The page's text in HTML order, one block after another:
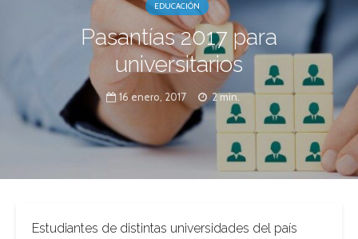
EDUCACIÓN
Pasantías 2017 para
universitarios
16 enero, 2017 2 min.
Estudiantes de distintas universidades del país